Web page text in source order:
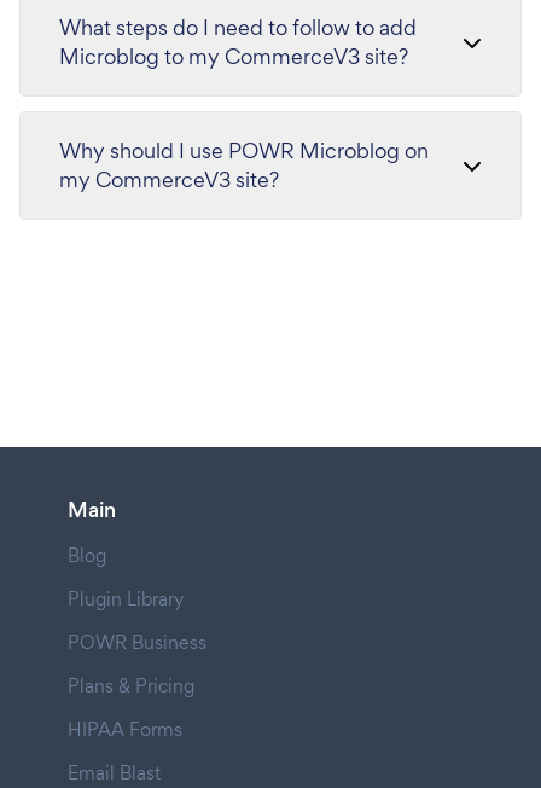
What steps do I need to follow to add
Microblog to my CommerceV3 site?
Why should I use POWR Microblog on
my CommerceV3 site?
Main
Blog
Plugin Library
POWR Business
Plans & Pricing
HIPAA Forms
Email Blast